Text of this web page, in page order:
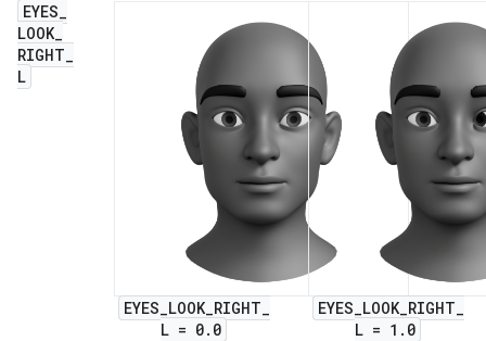
EYES_
LOOK_
RIGHT_
L
EYES_LOOK_RIGHT_
L = 0.0
EYES_LOOK_RIGHT_
L = 1.0